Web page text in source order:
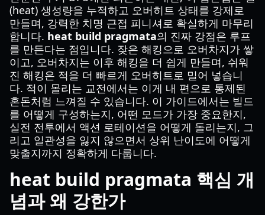
(heat) 생성량을 누적하고 오버히트 상태를 강제로
만들며, 강력한 치명 근접 피니셔로 확실하게 마무리
합니다. heat build pragmata의 진짜 강점은 루프
를 만든다는 점입니다. 잦은 해킹으로 오버차지가 쌓
이고, 오버차지는 이후 해킹을 더 쉽게 만들며, 쉬워
진 해킹은 적을 더 빠르게 오버히트로 밀어 넣습니
다. 적이 몰리는 교전에서는 이게 내 편으로 통제된
혼돈처럼 느껴질 수 있습니다. 이 가이드에서는 빌드
를 어떻게 구성하는지, 어떤 모드가 가장 중요한지,
실전 전투에서 액션 로테이션을 어떻게 돌리는지, 그
리고 일관성을 잃지 않으면서 상위 난이도에 어떻게
맞출지까지 정확하게 다룹니다.
heat build pragmata 핵심 개
념과 왜 강한가